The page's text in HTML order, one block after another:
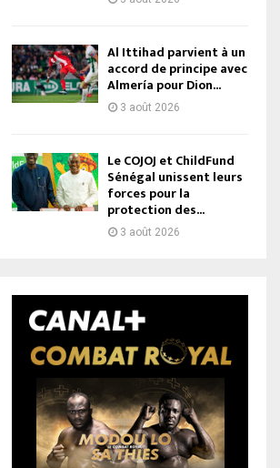
Al Ittihad parvient à un
accord de principe avec
Almería pour Dion...
3 août 2026
Le COJOJ et ChildFund
Sénégal unissent leurs
forces pour la
protection des...
3 août 2026